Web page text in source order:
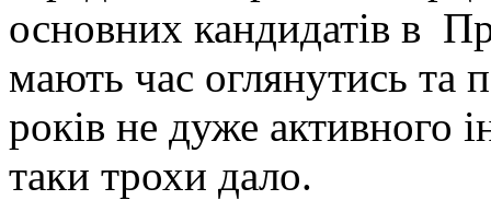
основних кандидатів в
мають час оглянутись та
років не дуже активного
таки трохи дало.